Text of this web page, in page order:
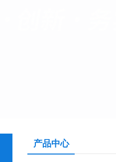
产品中心